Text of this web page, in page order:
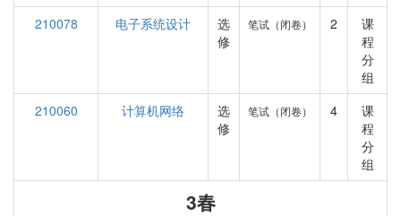
210078
电子系统设计
选
修
笔试（闭卷） 2
课
程
分
组
210060
计算机网络
选
修
笔试（闭卷） 4
课
程
分
组
3春